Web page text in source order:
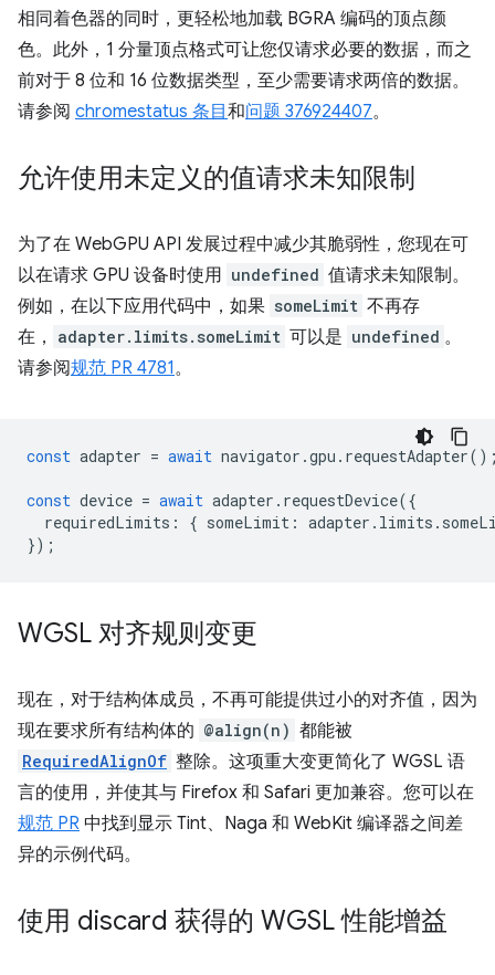
相同着色器的同时，更轻松地加载 BGRA 编码的顶点颜
色。此外，1 分量顶点格式可让您仅请求必要的数据，而之
前对于 8 位和 16 位数据类型，至少需要请求两倍的数据。
请参阅 chromestatus 条目 和问题 376924407。
允许使用未定义的值请求未知限制
为了在 WebGPU API 发展过程中减少其脆弱性，您现在可
以在请求 GPU 设备时使用 undefined 值请求未知限制。
例如，在以下应用代码中，如果 someLimit 不再存
在，
adapter.limits.someLimit 可以是 undefined 。
请参阅规范 PR 4781。
const adapter = await navigator .gpu . requestAdapter
const device = await adapter . requestDevice({
requiredLimits : { someLimit : adapter . limits .
});
WGSL 对齐规则变更
现在，对于结构体成员，不再可能提供过小的对齐值，因为
现在要求所有结构体的 @align(n) 都能被
RequiredAlignOf 整除。这项重大变更简化了 WGSL 语
言的使用，并使其与 Firefox 和 Safari 更加兼容。您可以在
规范 PR 中找到显示 Tint、Naga 和 WebKit 编译器之间差
异的示例代码。
使用 discard 获得的 WGSL 性能增益